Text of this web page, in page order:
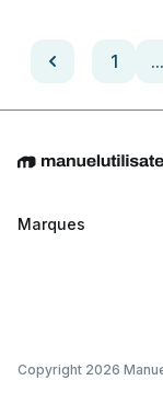
1 ...
Marques
Copyright 2026